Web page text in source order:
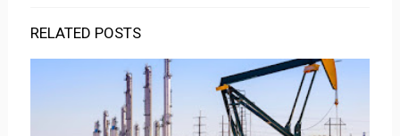
RELATED POSTS